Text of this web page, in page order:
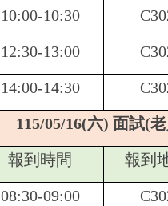
10:00-10:30
12:30-13:00
14:00-14:30
115/05/16(六) 面試(
報到時間 報到
08:30-09:00